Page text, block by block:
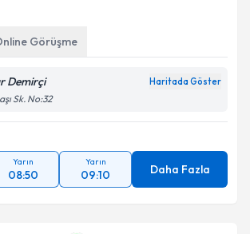
verilerimin işlenmesine ilişkin
okudum ve kişisel verilerimin belirtilen
Takvim Talebini Gönder
Görüşme
Demirçi Haritada Göster
Sk. No:32
Yarın
08:50
Yarın
09:10 Daha Fazla